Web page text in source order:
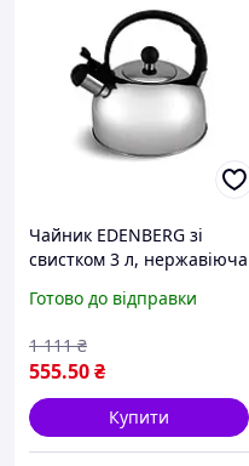
Чайник EDENBERG зі
свистком 3 л, нержавіюча
підходить для всіх плит
Готово до відправки
555.50₴
1 111 ₴
Купити